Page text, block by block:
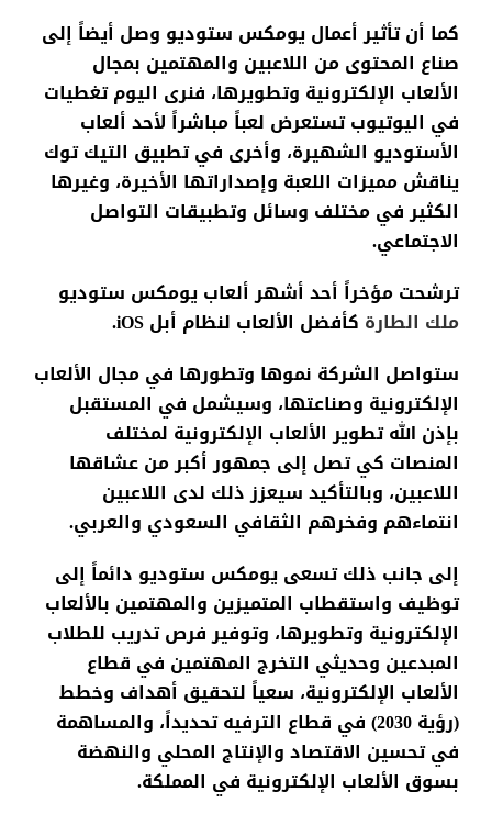
كما أنتأثيرأعماليومكس ستوديو وصل أيضاً إلى
صناع المحتوىمن اللاعبين والمهتمين بمجال
الألعاب الإلكترونية وتطويرها، فنرى اليومتغطيات
في اليوتيوبتستعرض لعباًمباشراً لأحدألعاب
الأستوديو الشهيرة، وأخرى فيتطبيق التيكتوك
يناقشمميزات اللعبة وإصداراتها الأخيرة، وغيرها
الكثيرفيمختلف وسائل وتطبيقات التواصل
الاجتماعي.
ترشحتمؤخراً أحدأشهرألعابيومكس ستوديو
ملك الطارة كأفضل الألعاب لنظام أبل
ستواصل الشركة نموها وتطورها فيمجال الألعاب
الإلكترونية وصناعتها، وسيشمل في المستقبل
بإذن اللهتطوير الألعاب الإلكترونية لمختلف
المنصات كيتصل إلى جمهورأكبرمنعشاقها
اللاعبين، وبالتأكيدسيعززذلك لدى اللاعبين
انتماءهم وفخرهم الثقافي السعودي والعربي.
إلى جانب ذلكتسعىيومكس ستوديو دائماً إلى
توظيف واستقطاب المتميزين والمهتمين بالألعاب
الإلكترونية وتطويرها، وتوفيرفرصتدريب للطلاب
المبدعين وحديثي التخرج المهتمين في قطاع
الألعاب الإلكترونية، سعياً لتحقيق أهداف وخطط
(رؤية في قطاع الترفيهتحديداً، والمساهمة
فيتحسين الاقتصادوالإنتاج المحلي والنهضة
بسوق الألعاب الإلكترونية في المملكة.